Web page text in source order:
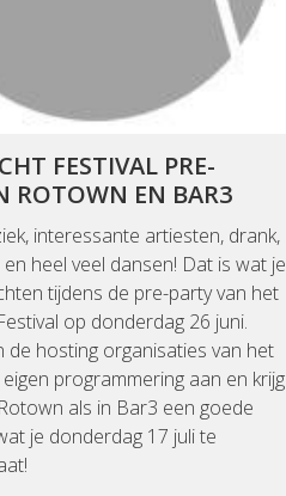
FESTIVAL PRE-
ROTOWN EN BAR3
interessante artiesten, drank,
en heel veel dansen! Dat is wat je
tijdens de pre-party van het
op donderdag 26 juni.
de hosting organisaties van het
programmering aan en krijg
als in Bar3 een goede
je donderdag 17 juli te